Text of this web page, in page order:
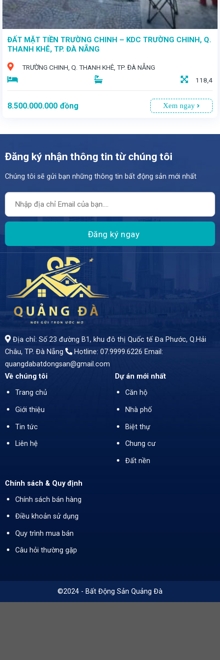
ĐẤT MẶT TIỀN TRƯỜNG CHINH – KDC TRƯỜNG CHINH, Q.
THANH KHÊ, TP. ĐÀ NẴNG
TRƯỜNG CHINH, Q. THANH KHÊ, TP. ĐÀ NẴNG
118,4
8.500.000.000 đồng Xem ngay
Đăng ký nhận thông tin từ chúng tôi
Chúng tôi sẽ gửi bạn những thông tin bất động sản mới nhất
Địa chỉ: Số 23 đường B1, khu đô thị Quốc tế Đa Phước, Q.Hải
Châu, TP. Đà Nẵng
Hotline: 07.9999.6226 Email:
quangdabatdongsan@gmail.com
Về chúng tôi
Trang chủ
Giới thiệu
Tin tức
Liên hệ
Dự án mới nhất
Căn hộ
Nhà phố
Biệt thự
Chung cư
Đất nền
Chính sách & Quy định
Chính sách bán hàng
Điều khoản sử dụng
Quy trình mua bán
Câu hỏi thường gặp
©2024 - Bất Động Sản Quảng Đà